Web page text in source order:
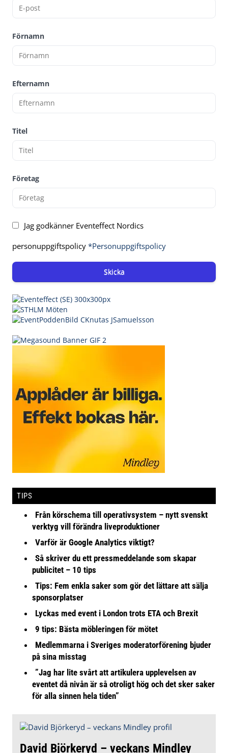
Förnamn
Efternamn
Titel
Företag
Jag godkänner Eventeffect Nordics
personuppgiftspolicy *Personuppgiftspolicy
Skicka
TIPS
Från körschema till operativsystem – nytt svenskt
verktyg vill förändra liveproduktioner
Varför är Google Analytics viktigt?
Så skriver du ett pressmeddelande som skapar
publicitet – 10 tips
Tips: Fem enkla saker som gör det lättare att sälja
sponsorplatser
Lyckas med event i London trots ETA och Brexit
9 tips: Bästa möbleringen för mötet
Medlemmarna i Sveriges moderatorförening bjuder
på sina misstag
”Jag har lite svårt att artikulera upplevelsen av
eventet då nivån är så otroligt hög och det sker saker
för alla sinnen hela tiden”
David Björkeryd – veckans Mindley